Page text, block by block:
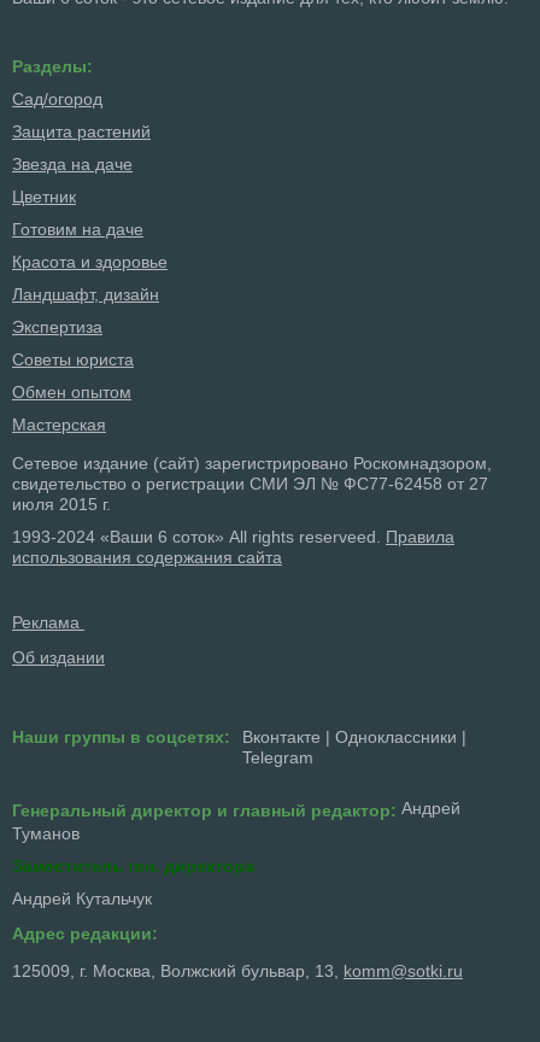
Разделы:
Сад/огород
Защита растений
Звезда на даче
Цветник
Готовим на даче
Красота и здоровье
Ландшафт, дизайн
Экспертиза
Советы юриста
Обмен опытом
Мастерская
Сетевое издание (сайт) зарегистрировано Роскомнадзором,
свидетельство о регистрации СМИ ЭЛ № ФС77-62458 от 27
июля 2015 г.
1993-2024 «Ваши 6 соток» All rights reserveed. Правила
использования содержания сайта
Реклама
Об издании
Наши группы в соцсетях: Вконтакте | Одноклассники |
Telegram
Генеральный директор и главный редактор: Андрей
Туманов
Заместитель ген. директора
Андрей Кутальчук
Адрес редакции:
125009, г. Москва, Волжский бульвар, 13, komm@sotki.ru